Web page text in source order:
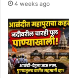
4 weeks ago